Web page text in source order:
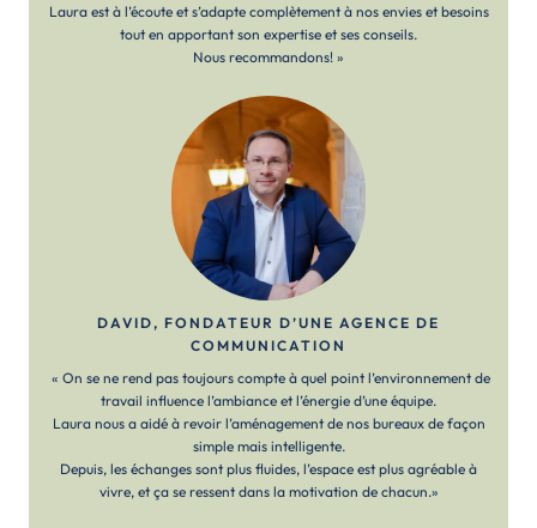
Laura est à l’écoute et s’adapte complètement à nos envies et besoins
tout en apportant son expertise et ses conseils.
Nous recommandons! »
DAVID, FONDATEUR D’UNE AGENCE DE
COMMUNICATION
« On se ne rend pas toujours compte à quel point l’environnement de
travail influence l’ambiance et l’énergie d’une équipe.
Laura nous a aidé à revoir l’aménagement de nos bureaux de façon
simple mais intelligente.
Depuis, les échanges sont plus fluides, l’espace est plus agréable à
vivre, et ça se ressent dans la motivation de chacun.»